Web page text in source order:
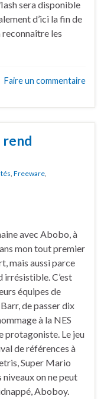
sera disponible
d’ici la fin de
reconnaître les
Faire un commentaire
rend
, Freeware,
avec Abobo, à
mon tout premier
mais aussi parce
irrésistible. C’est
équipes de
de passer dix
à la NES
protagoniste. Le jeu
de références à
Super Mario
on ne peut
Aboboy.